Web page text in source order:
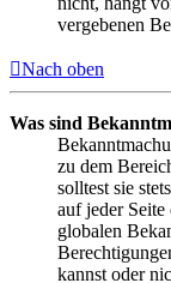
vergebenen
Nach oben
Was sind
zu dem
solltest sie
auf jeder
globalen
kannst oder